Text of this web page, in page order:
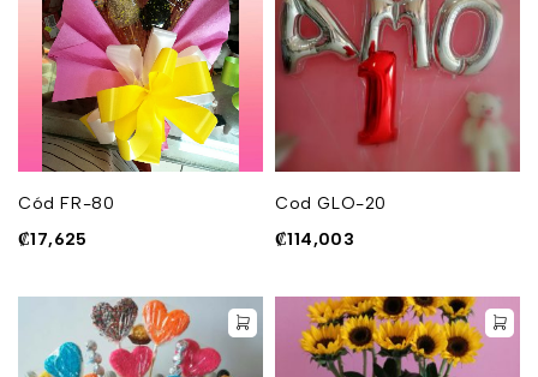
Cód FR-80
₡17,625
Cod GLO-20
₡114,003